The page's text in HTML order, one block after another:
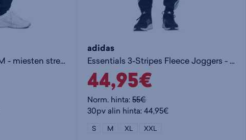
Vibe Woven Jogger M - miesten stretch-housut
adidas
Essentials 3-Stripes Fleece Joggers - miesten collegehousut
44,95€
Norm. hinta:55€
30pv alin hinta: 44,95€
S M XL XXL